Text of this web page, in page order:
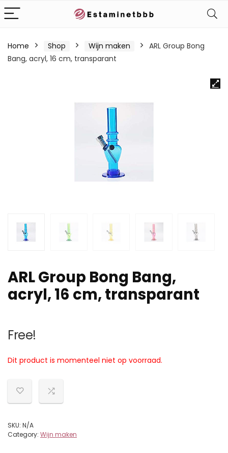
Home Shop Wijn maken
ARL Group Bong
Bang, acryl, 16 cm, transparant
ARL Group Bong Bang,
acryl, 16 cm, transparant
Free!
Dit product is momenteel niet op voorraad.
SKU: N/A
Category: Wijn maken